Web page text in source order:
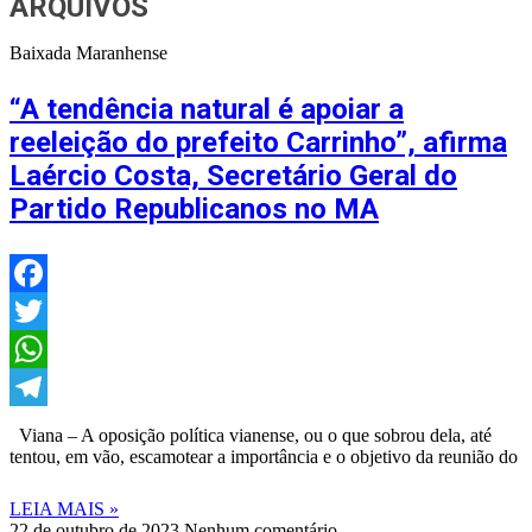
ARQUIVOS
Baixada Maranhense
“A tendência natural é apoiar a
reeleição do prefeito Carrinho”, afirma
Laércio Costa, Secretário Geral do
Partido Republicanos no MA
Facebook
Twitter
WhatsApp
Telegram
Viana – A oposição política vianense, ou o que sobrou dela, até
tentou, em vão, escamotear a importância e o objetivo da reunião do
LEIA MAIS »